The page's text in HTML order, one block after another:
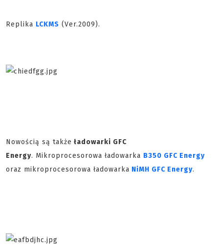
Replika LCKMS (Ver.2009).
Nowością są także ładowarki GFC
Energy. Mikroprocesorowa ładowarka B350 GFC Energy
oraz mikroprocesorowa ładowarka NiMH GFC Energy.